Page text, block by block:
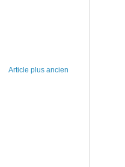
Article plus ancien